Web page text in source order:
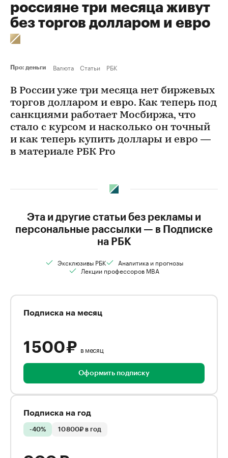
россияне три месяца живут
без торгов долларом и евро
Про: деньги Валюта Статьи РБК
В России уже три месяца нет биржевых
торгов долларом и евро. Как теперь под
санкциями работает Мосбиржа, что
стало с курсом и насколько он точный
и как теперь купить доллары и евро —
в материале РБК Pro
Эта и другие статьи без рекламы и
персональные рассылки — в Подписке
на РБК
Эксклюзивы РБК
Аналитика и прогнозы
Лекции профессоров MBA
Подписка на месяц
1 500 ₽ в месяц
Оформить подписку
Подписка на год
-40% 10 800₽ в год